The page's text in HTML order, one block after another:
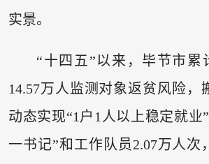
实景。
“十四五”以来，毕节市累
14.57万人监测对象返贫风险，
动态实现“1户1人以上稳定就业
一书记”和工作队员2.07万人次